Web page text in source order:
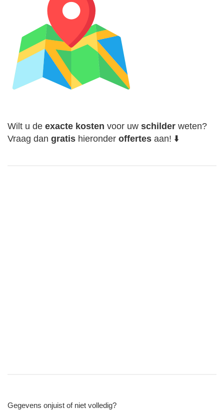
Wilt u de exacte kosten voor uw schilder weten?
Vraag dan gratis hieronder offertes aan! ⬇️
Gegevens onjuist of niet volledig?